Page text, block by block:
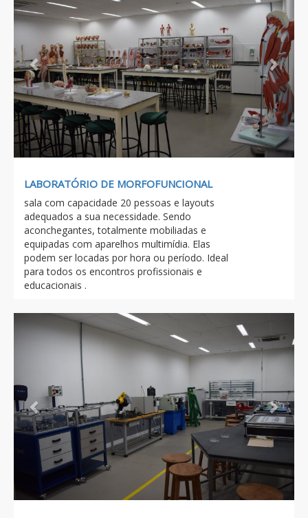
LABORATÓRIO DE MORFOFUNCIONAL
sala com capacidade 20 pessoas e layouts
adequados a sua necessidade. Sendo
aconchegantes, totalmente mobiliadas e
equipadas com aparelhos multimídia. Elas
podem ser locadas por hora ou período. Ideal
para todos os encontros profissionais e
educacionais .
Previous